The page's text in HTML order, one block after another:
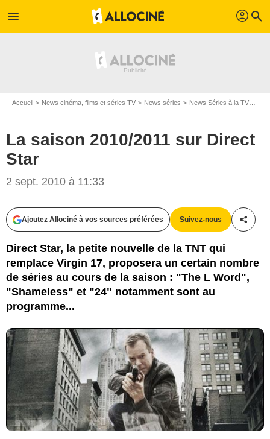
menu profil search
Accueil News cinéma, films et séries TV News séries News Séries à la TV
La saison 2010/2011 sur Direct
Star
2 sept. 2010 à 11:33
Ajoutez Allociné à vos sources préférées Suivez-nous
Direct Star, la petite nouvelle de la TNT qui
remplace Virgin 17, proposera un certain nombre
de séries au cours de la saison : "The L Word",
"Shameless" et "24" notamment sont au
programme...